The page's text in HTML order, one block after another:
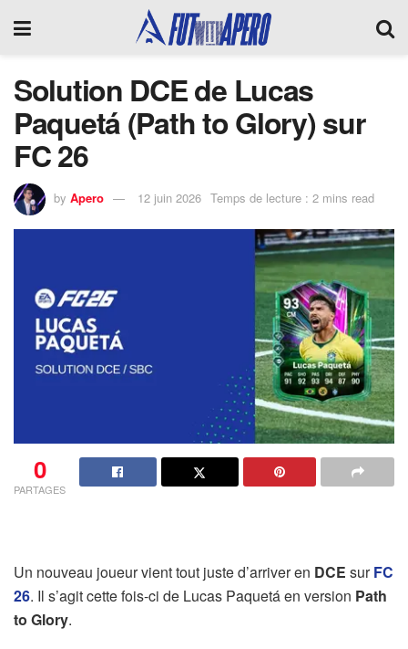
Solution DCE de Lucas
Paquetá (Path to Glory) sur
FC 26
by Apero 12 juin 2026 Temps de lecture : 2 mins read
0
PARTAGES
Un nouveau joueur vient tout juste d’arriver en DCE surFC
26. Il s’agit cette fois-ci de Lucas Paquetá en version Path
to Glory.